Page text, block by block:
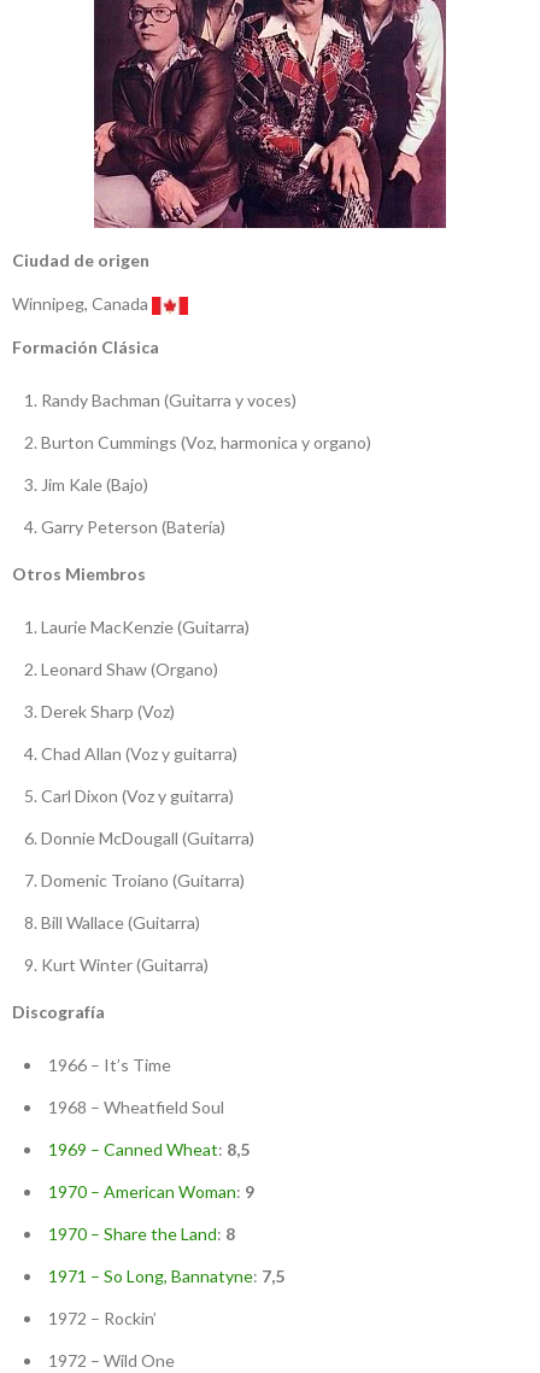
Ciudad de origen
Winnipeg, Canada
Formación Clásica
Randy Bachman (Guitarra y voces)
Burton Cummings (Voz, harmonica y organo)
Jim Kale (Bajo)
Garry Peterson (Batería)
Otros Miembros
Laurie MacKenzie (Guitarra)
Leonard Shaw (Organo)
Derek Sharp (Voz)
Chad Allan (Voz y guitarra)
Carl Dixon (Voz y guitarra)
Donnie McDougall (Guitarra)
Domenic Troiano (Guitarra)
Bill Wallace (Guitarra)
Kurt Winter (Guitarra)
Discografía
1966 – It’s Time
1968 – Wheatfield Soul
1969 – Canned Wheat: 8,5
1970 – American Woman: 9
1970 – Share the Land: 8
1971 – So Long, Bannatyne: 7,5
1972 – Rockin’
1972 – Wild One